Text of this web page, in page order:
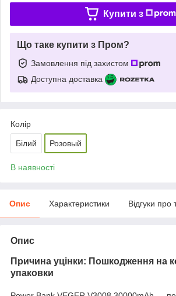
Купити з
Що таке купити з Пром?
Замовлення під захистом
Доступна доставка
Колір
Білий Розовый
В наявності
Опис Характеристики Відгуки про
Опис
Причина уцінки: Пошкодження на
упаковки